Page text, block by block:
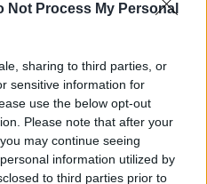
Not Process My Personal
sharing to third parties, or
sensitive information for
use the below opt-out
Please note that after your
may continue seeing
information utilized by
to third parties prior to
Forrás: pedigree.com
gyakran?